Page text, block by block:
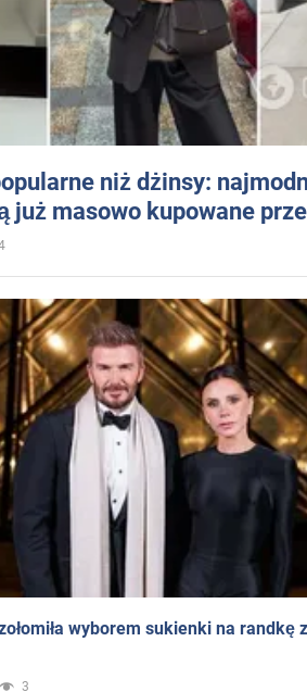
niż dżinsy:
już masowo kupowane
wyborem sukienki na randkę
3